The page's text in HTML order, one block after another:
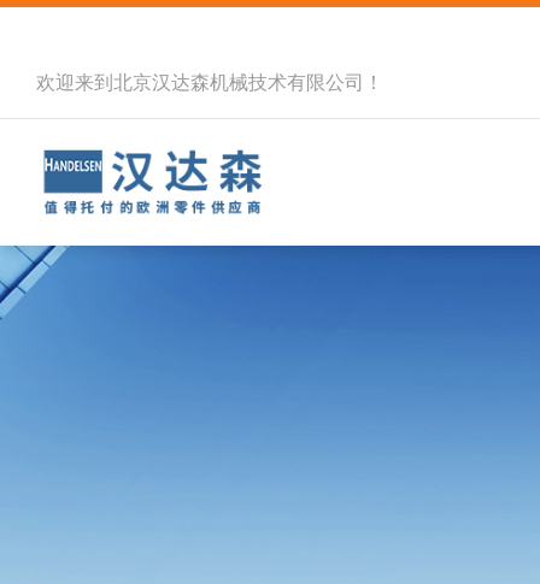
欢迎来到北京汉达森机械技术有限公司！